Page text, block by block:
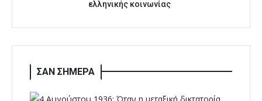
ελληνικής κοινωνίας
ΣΑΝ ΣΗΜΕΡΑ